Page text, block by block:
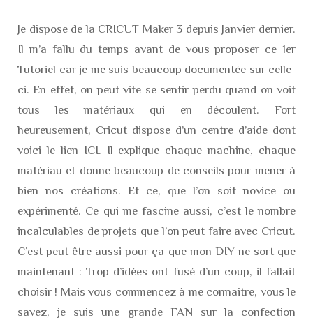
Je dispose de la CRICUT Maker 3 depuis Janvier dernier.
Il m’a fallu du temps avant de vous proposer ce 1er
Tutoriel car je me suis beaucoup documentée sur celle-
ci. En effet, on peut vite se sentir perdu quand on voit
tous les matériaux qui en découlent. Fort
heureusement, Cricut dispose d’un centre d’aide dont
voici le lien ICI. Il explique chaque machine, chaque
matériau et donne beaucoup de conseils pour mener à
bien nos créations. Et ce, que l’on soit novice ou
expérimenté. Ce qui me fascine aussi, c’est le nombre
incalculables de projets que l’on peut faire avec Cricut.
C’est peut être aussi pour ça que mon DIY ne sort que
maintenant : Trop d’idées ont fusé d’un coup, il fallait
choisir ! Mais vous commencez à me connaitre, vous le
savez, je suis une grande FAN sur la confection